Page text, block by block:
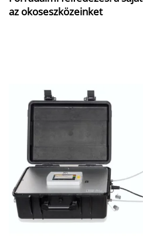
az okoseszközeinket